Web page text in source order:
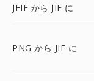
JFIF から JIF に
PNG から JIF に